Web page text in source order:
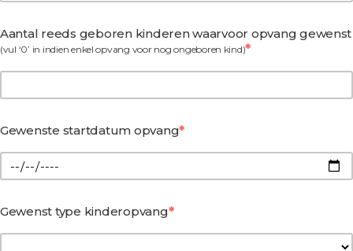
Aantal reeds geboren kinderen waarvoor opvang gewenst
(vul ‘0’ in indien enkel opvang voor nog ongeboren kind)
Gewenste startdatum opvang
Gewenst type kinderopvang